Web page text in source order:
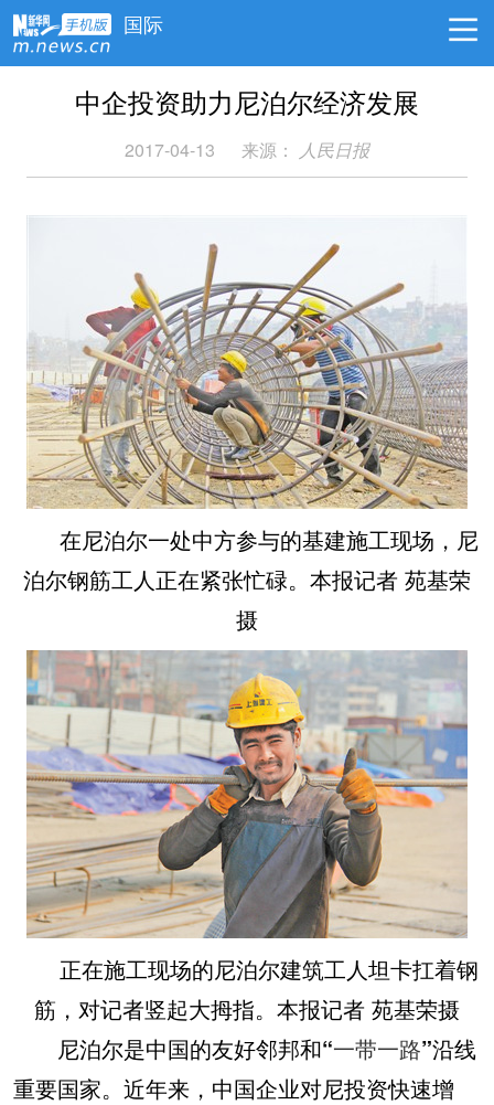
国际
中企投资助力尼泊尔经济发展
2017-04-13 来源： 人民日报
在尼泊尔一处中方参与的基建施工现场，尼
泊尔钢筋工人正在紧张忙碌。本报记者 苑基荣
摄
正在施工现场的尼泊尔建筑工人坦卡扛着钢
筋，对记者竖起大拇指。本报记者 苑基荣摄
尼泊尔是中国的友好邻邦和“一带一路”沿线
重要国家。近年来，中国企业对尼投资快速增